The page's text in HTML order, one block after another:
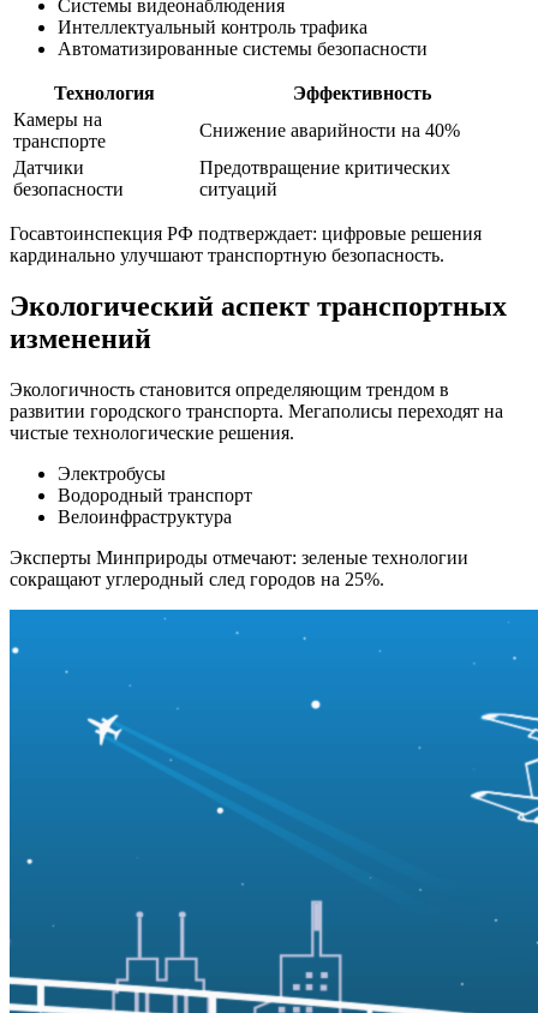
Системы видеонаблюдения
Интеллектуальный контроль трафика
Автоматизированные системы безопасности
Технология
Эффективность
Камеры на
транспорте
Снижение аварийности на 40%
Датчики
безопасности
Предотвращение критических
ситуаций
Госавтоинспекция РФ подтверждает: цифровые решения
кардинально улучшают транспортную безопасность.
Экологический аспект транспортных
изменений
Экологичность становится определяющим трендом в
развитии городского транспорта. Мегаполисы переходят на
чистые технологические решения.
Электробусы
Водородный транспорт
Велоинфраструктура
Эксперты Минприроды отмечают: зеленые технологии
сокращают углеродный след городов на 25%.